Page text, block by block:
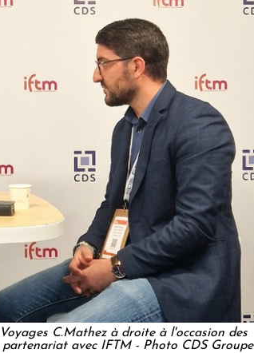
C.Mathez à droite à l'occasion des
avec IFTM - Photo CDS Groupe